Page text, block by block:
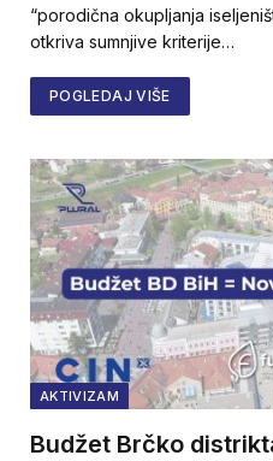
“porodična okupljanja
otkriva sumnjive kriterije…
POGLEDAJ VIŠE
AKTIVIZAM
Budžet Brčko